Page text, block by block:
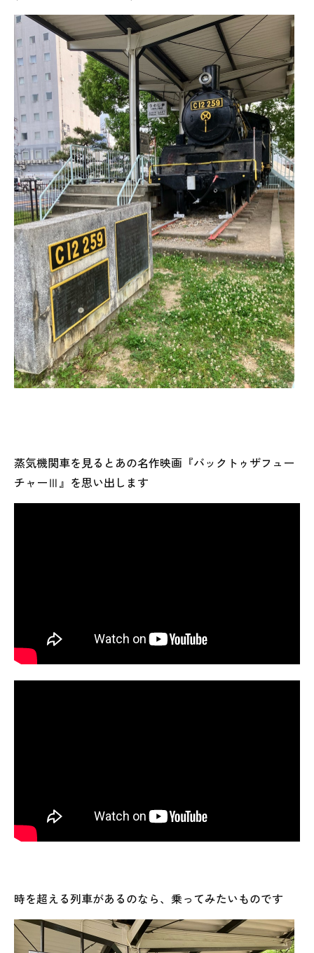
蒸気機関車を見るとあの名作映画『バックトゥザフュー
チャーⅢ』を思い出します
時を超える列車があるのなら、乗ってみたいものです